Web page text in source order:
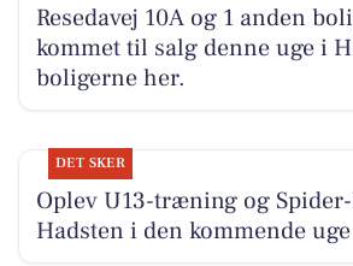
Resedavej 10A og 1 anden
kommet til salg denne uge i
boligerne her.
DET SKER
Oplev U13-træning og
Hadsten i den kommende uge